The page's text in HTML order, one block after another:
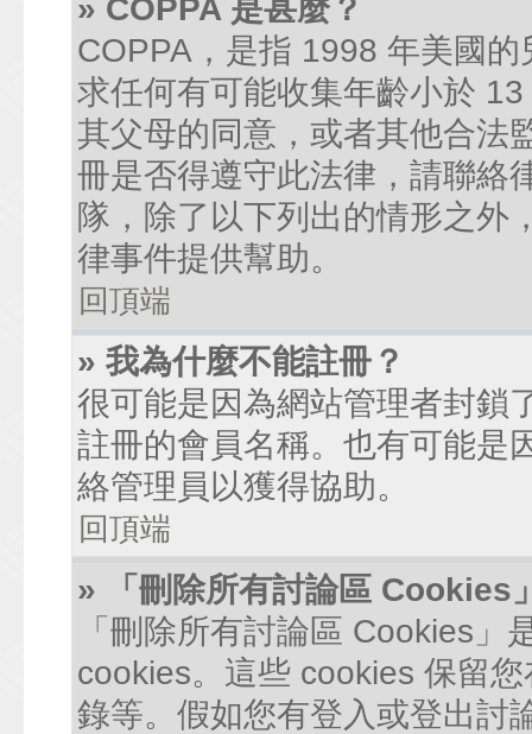
» COPPA 是甚麼？
COPPA，是指 1998 年美國
求任何有可能收集年齡小於
其父母的同意，或者其他合法
冊是否得遵守此法律，請聯絡
隊，除了以下列出的情形之外
律事件提供幫助。
回頂端
» 我為什麼不能註冊？
很可能是因為網站管理者封鎖
註冊的會員名稱。也有可能是
絡管理員以獲得協助。
回頂端
» 「刪除所有討論區 Cookies
「刪除所有討論區 Cookies
cookies。這些 cookies 保留
錄等。假如您有登入或登出討